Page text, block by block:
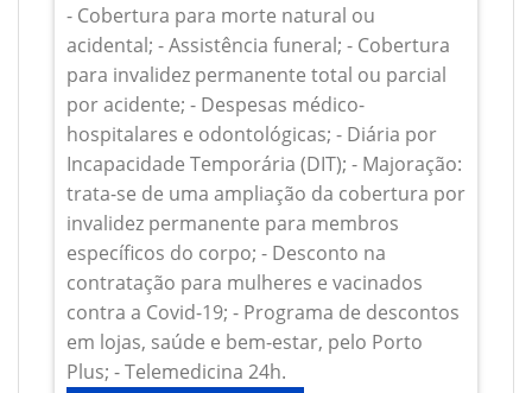
- Cobertura para morte natural ou
acidental; - Assistência funeral; - Cobertura
para invalidez permanente total ou parcial
por acidente; - Despesas médico-
hospitalares e odontológicas; - Diária por
Incapacidade Temporária (DIT); - Majoração:
trata-se de uma ampliação da cobertura por
invalidez permanente para membros
específicos do corpo; - Desconto na
contratação para mulheres e vacinados
contra a Covid-19; - Programa de descontos
em lojas, saúde e bem-estar, pelo Porto
Plus; - Telemedicina 24h.